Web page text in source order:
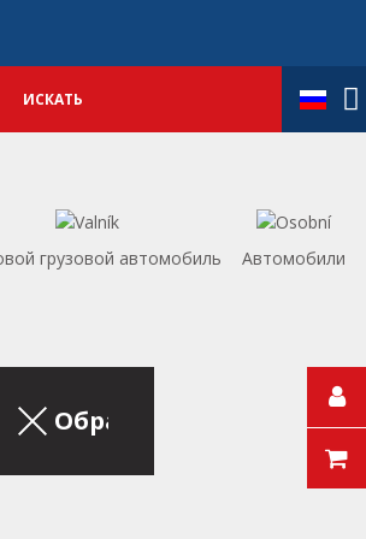
грузовой автомобиль Aвтомобили
Обратно на список